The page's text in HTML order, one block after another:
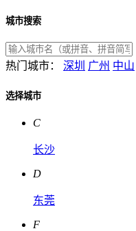
城市搜索
热门城市： 深圳 广州 中山
选择城市
C
长沙
D
东莞
F